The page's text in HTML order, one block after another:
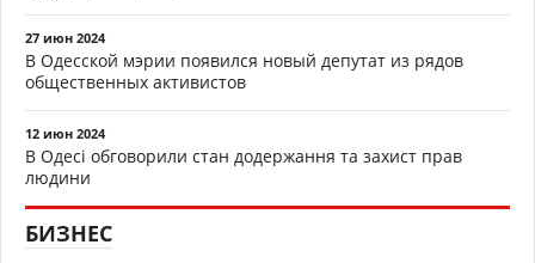
27 июн 2024
В Одесской мэрии появился новый депутат из рядов
общественных активистов
12 июн 2024
В Одесі обговорили стан додержання та захист прав
людини
БИЗНЕС